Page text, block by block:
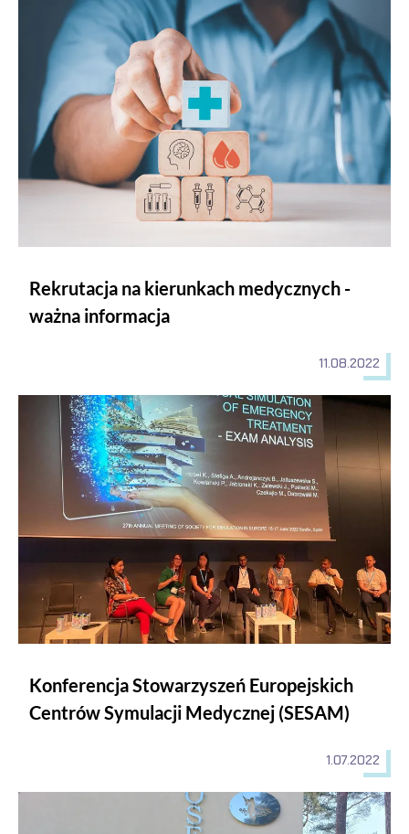
Rekrutacja na kierunkach medycznych -
ważna informacja
11.08.2022
Rekrutacja na kierunkach medycznych - ważna informacja
Konferencja Stowarzyszeń Europejskich
Centrów Symulacji Medycznej (SESAM)
1.07.2022
Konferencja Stowarzyszeń Europejskich Centrów Symulacji
Zajęcia terapeutyczne w Ośrodku Kolonijno-